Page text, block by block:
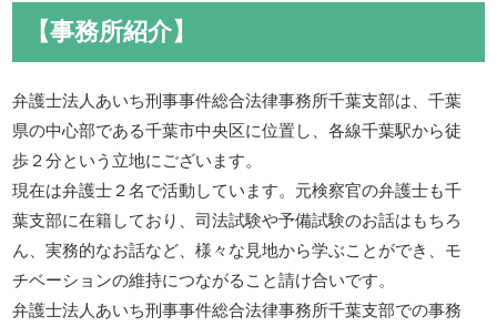
【事務所紹介】
弁護士法人あいち刑事事件総合法律事務所千葉支部は、千葉
県の中心部である千葉市中央区に位置し、各線千葉駅から徒
歩２分という立地にございます。
現在は弁護士２名で活動しています。元検察官の弁護士も千
葉支部に在籍しており、司法試験や予備試験のお話はもちろ
ん、実務的なお話など、様々な見地から学ぶことができ、モ
チベーションの維持につながること請け合いです。
弁護士法人あいち刑事事件総合法律事務所千葉支部での事務